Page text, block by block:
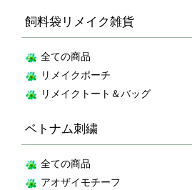
飼料袋リメイク雑貨
全ての商品
リメイクポーチ
リメイクトート＆バッグ
ベトナム刺繍
全ての商品
アオザイモチーフ